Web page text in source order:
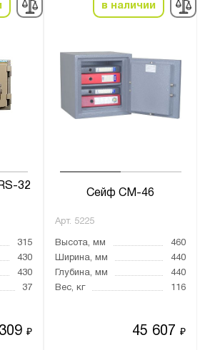
32
315
430
430
37
₽
в наличии
Сейф СМ-46
Арт. 5225
Высота, мм
460
Ширина, мм
440
Глубина, мм
440
Вес, кг
116
45 607₽